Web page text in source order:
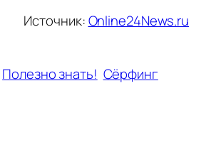
Источник:Online24News.ru
Полезно знать! Сёрфинг